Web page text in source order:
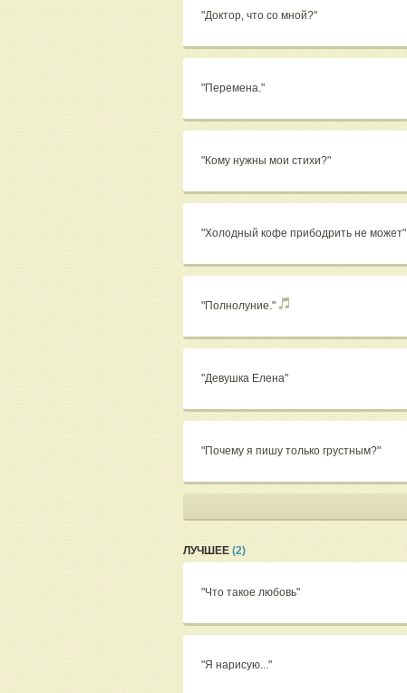
"Доктор, что со мной?"
"Перемена."
"Кому нужны мои стихи?"
"Холодный кофе прибодрить не может"
"Полнолуние."
"Девушка Елена"
"Почему я пишу только грустным?"
ЛУЧШЕЕ (2)
"Что такое любовь"
"Я нарисую..."